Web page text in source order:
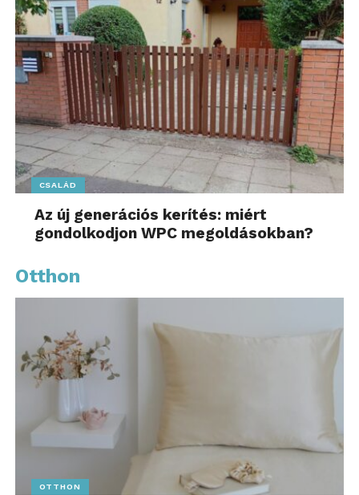
CSALÁD
Az új generációs kerítés: miért
gondolkodjon WPC megoldásokban?
Otthon
OTTHON